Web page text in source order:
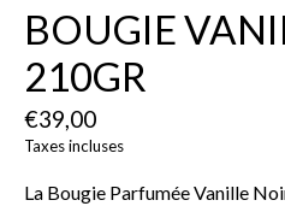
BOUGIE
210GR
€39,00
Taxes incluses
La Bougie Parfumée Vanille